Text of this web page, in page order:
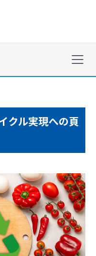
クル実現への頁